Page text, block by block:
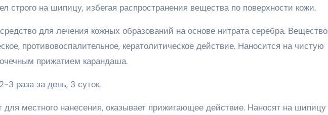
строго на шипицу, избегая распространения вещества по поверхности кожи.
для лечения кожных образований на основе нитрата серебра. Вещество
противовоспалительное, кератолитическое действие. Наносится на чистую
прижатием карандаша.
3 раза за день, 3 суток.
для местного нанесения, оказывает прижигающее действие. Наносят на шипицу